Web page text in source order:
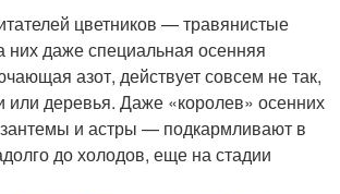
цветников — травянистые
них даже специальная осенняя
азот, действует совсем не так,
или деревья. Даже «королев» осенних
и астры — подкармливают в
до холодов, еще на стадии